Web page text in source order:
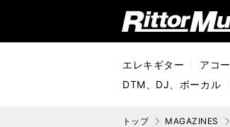
リットーミュージック (Rittor Music)
エレキギター アコ
DTM、DJ、ボーカル
トップ MAGAZINES